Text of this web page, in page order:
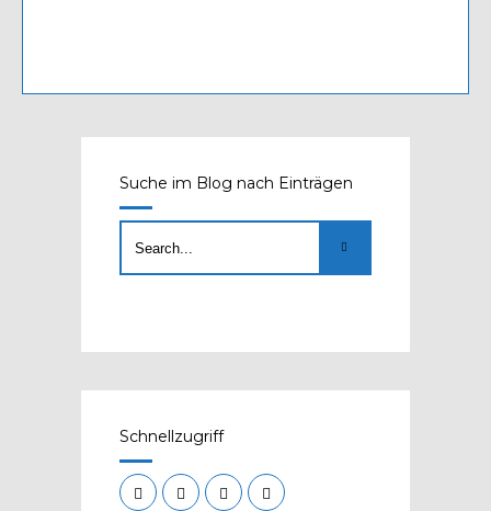
Suche im Blog nach Einträgen
Schnellzugriff